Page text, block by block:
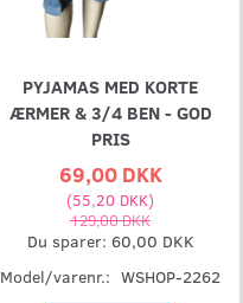
PYJAMAS MED KORTE
ÆRMER & 3/4 BEN - GOD
PRIS
69,00 DKK
(55,20 DKK)
129,00 DKK
Du sparer: 60,00 DKK
Model/varenr.: WSHOP-2262